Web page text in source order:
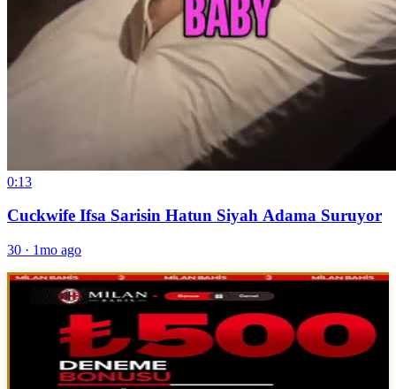
0:13
Cuckwife Ifsa Sarisin Hatun Siyah Adama Suruyor
30 · 1mo ago